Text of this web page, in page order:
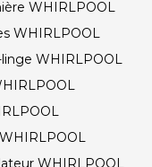
WHIRLPOOL
WHIRLPOOL
WHIRLPOOL
WHIRLPOOL